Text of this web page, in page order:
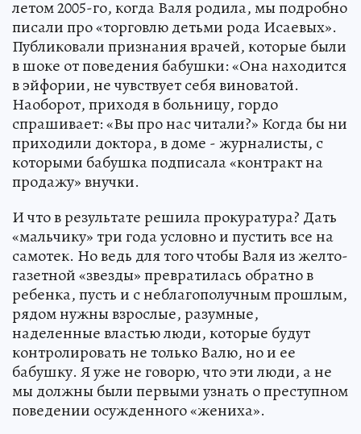
летом 2005-го, когда Валя родила, мы подробно
писали про «торговлю детьми рода Исаевых».
Публиковали признания врачей, которые были
в шоке от поведения бабушки: «Она находится
в эйфории, не чувствует себя виноватой.
Наоборот, приходя в больницу, гордо
спрашивает: «Вы про нас читали?» Когда бы ни
приходили доктора, в доме - журналисты, с
которыми бабушка подписала «контракт на
продажу» внучки.
И что в результате решила прокуратура? Дать
«мальчику» три года условно и пустить все на
самотек. Но ведь для того чтобы Валя из желто-
газетной «звезды» превратилась обратно в
ребенка, пусть и с неблагополучным прошлым,
рядом нужны взрослые, разумные,
наделенные властью люди, которые будут
контролировать не только Валю, но и ее
бабушку. Я уже не говорю, что эти люди, а не
мы должны были первыми узнать о преступном
поведении осужденного «жениха».